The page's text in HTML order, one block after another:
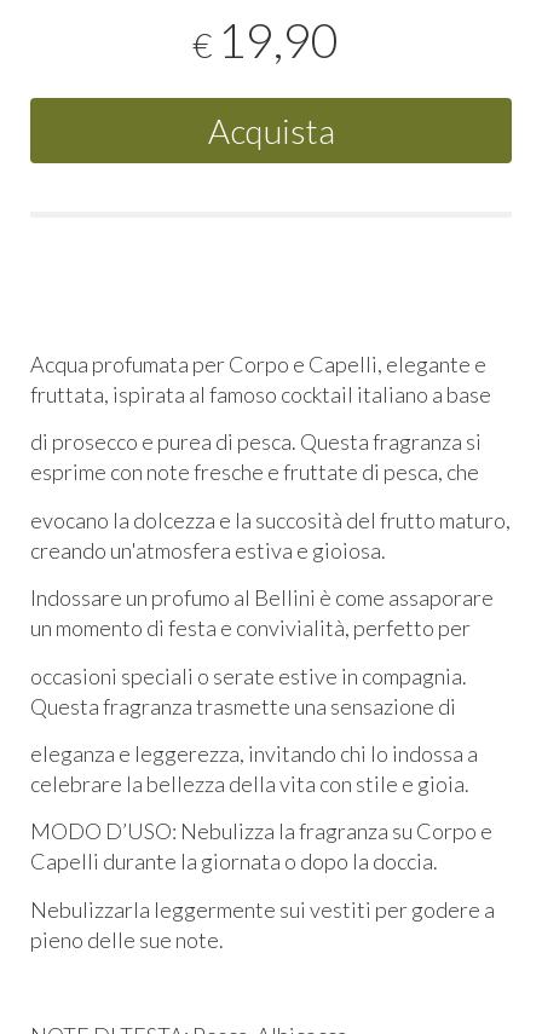
€ 19,90
Acquista
Acqua profumata per Corpo e Capelli, elegante e
fruttata, ispirata al famoso cocktail italiano a base
di prosecco e purea di pesca. Questa fragranza si
esprime con note fresche e fruttate di pesca, che
evocano la dolcezza e la succosità del frutto maturo,
creando un'atmosfera estiva e gioiosa.
Indossare un profumo al Bellini è come assaporare
un momento di festa e convivialità, perfetto per
occasioni speciali o serate estive in compagnia.
Questa fragranza trasmette una sensazione di
eleganza e leggerezza, invitando chi lo indossa a
celebrare la bellezza della vita con stile e gioia.
MODO D’USO: Nebulizza la fragranza su Corpo e
Capelli durante la giornata o dopo la doccia.
Nebulizzarla leggermente sui vestiti per godere a
pieno delle sue note.